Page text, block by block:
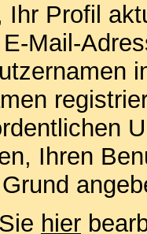
Ihr Profil
Mail-
Ihren
hier